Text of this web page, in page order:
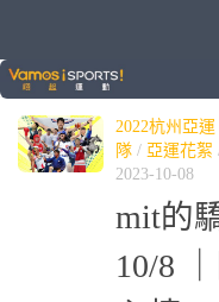
標籤：杭州亞運
2022杭州亞運
隊 / 亞運花絮
2023-10-08
mit的
10/8